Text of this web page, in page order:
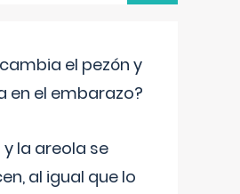
el pezón y
en el embarazo?
y la areola se
al igual que lo